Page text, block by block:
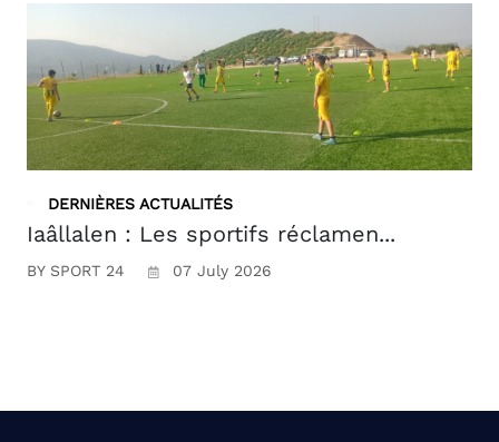
DERNIÈRES ACTUALITÉS
Iaâllalen : Les sportifs réclamen...
BY SPORT 24 07 July 2026